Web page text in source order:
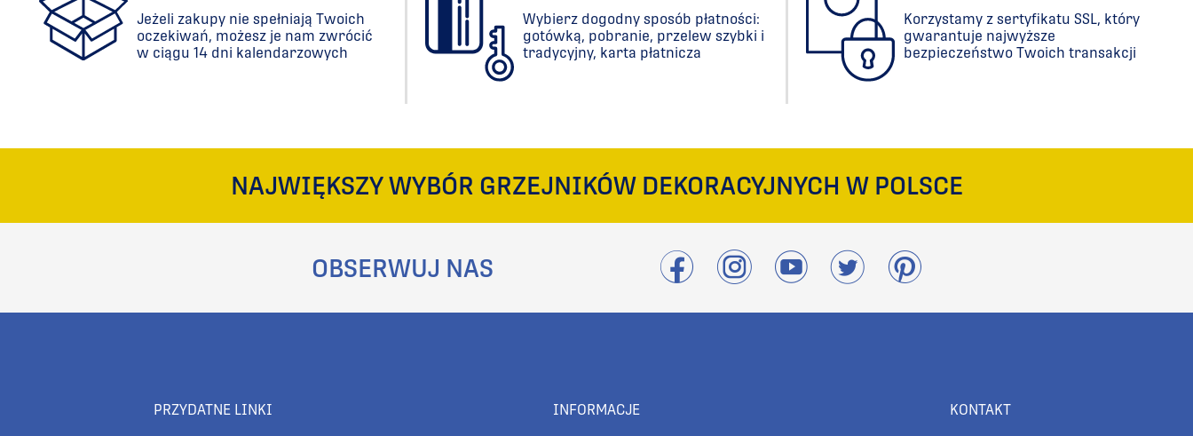
Jeżeli zakupy nie spełniają Twoich
oczekiwań, możesz je nam zwrócić
w ciągu 14 dni kalendarzowych
Wybierz dogodny sposób płatności:
gotówką, pobranie, przelew szybki i
tradycyjny, karta płatnicza
Korzystamy z sertyfikatu SSL, który
gwarantuje najwyższe
bezpieczeństwo Twoich transakcji
NAJWIĘKSZY WYBÓR GRZEJNIKÓW DEKORACYJNYCH W POLSCE
OBSERWUJ NAS
PRZYDATNE LINKI INFORMACJE KONTAKT